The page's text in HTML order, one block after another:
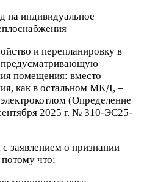
и перепланировку в
помещения: вместо
как в остальном МКД, –
(Определение
2025 г. № 310-ЭС25-
заявлением о признании
что;